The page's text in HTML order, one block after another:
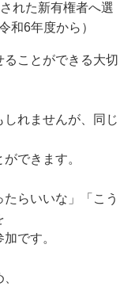
れた新有権者へ選
和6年度から）
ことができる大切
れませんが、同じ
できます。
らいいな」「こう
です。